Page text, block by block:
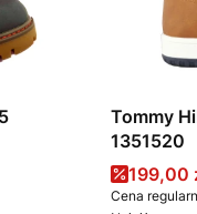
Tommy
1351520
Cena
199,00
Cena